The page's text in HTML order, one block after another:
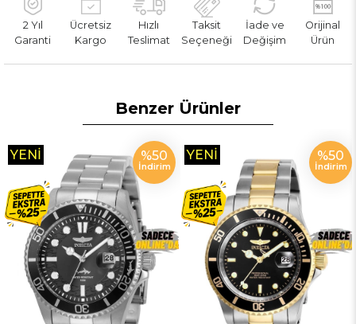
2 Yıl
Garanti
Ücretsiz
Kargo
Hızlı
Teslimat
Taksit
Seçeneği
İade ve
Değişim
Orijinal
Ürün
Benzer Ürünler
%50
İndirim
YENI
%50
İndirim
YENI